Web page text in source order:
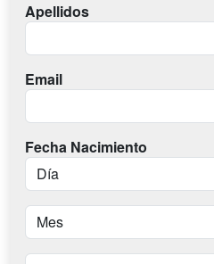
Apellidos
Email
Fecha Nacimiento